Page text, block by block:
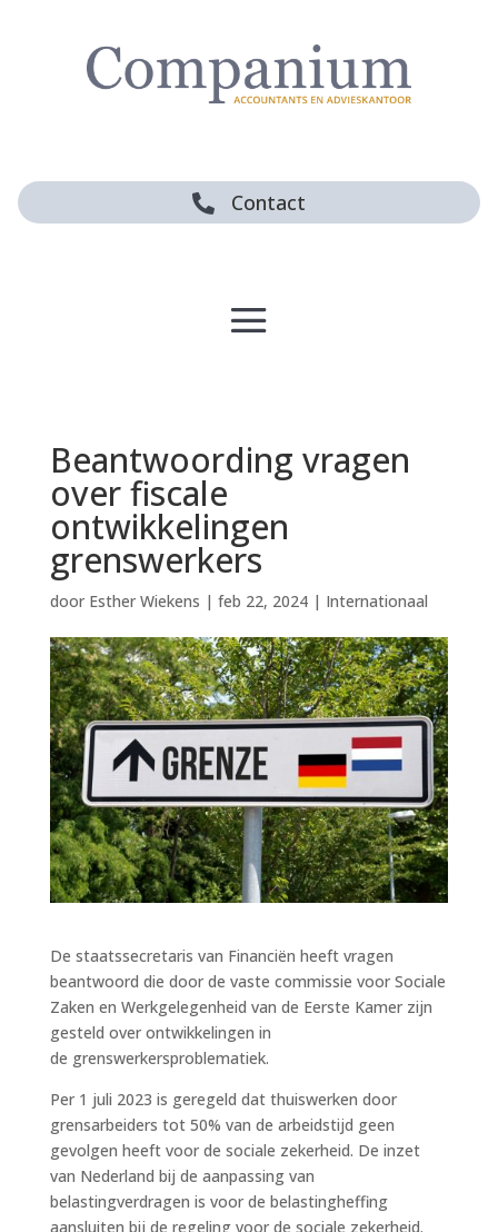
 Contact
Beantwoording vragen
over fiscale
ontwikkelingen
grenswerkers
door Esther Wiekens | feb 22, 2024| Internationaal
De staatssecretaris van Financiën heeft vragen
beantwoord die door de vaste commissie voor Sociale
Zaken en Werkgelegenheid van de Eerste Kamer zijn
gesteld over ontwikkelingen in
de grenswerkersproblematiek.
Per 1 juli 2023 is geregeld dat thuiswerken door
grensarbeiders tot 50% van de arbeidstijd geen
gevolgen heeft voor de sociale zekerheid. De inzet
van Nederland bij de aanpassing van
belastingverdragen is voor de belastingheffing
aansluiten bij de regeling voor de sociale zekerheid.